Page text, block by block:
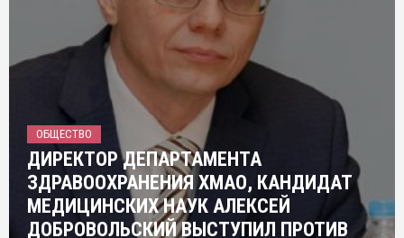
ОБЩЕСТВО
ДИРЕКТОР ДЕПАРТАМЕНТА
ЗДРАВООХРАНЕНИЯ ХМАО, КАНДИДАТ
МЕДИЦИНСКИХ НАУК АЛЕКСЕЙ
ДОБРОВОЛЬСКИЙ ВЫСТУПИЛ ПРОТИВ